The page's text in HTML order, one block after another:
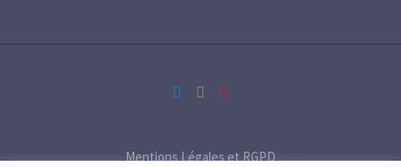
Mentions Légales et RGPD